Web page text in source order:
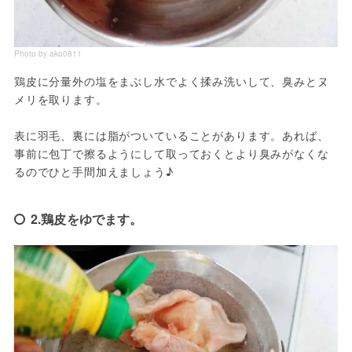
Photo by ako0811
鶏皮に分量外の塩をまぶし水でよく揉み洗いして、臭みとヌ
メリを取ります。
表に羽毛、裏には脂がついていることがあります。あれば、
事前に包丁で擦るようにして取っておくとより臭みがなくな
るのでひと手間加えましょう♪
2.鶏皮をゆでます。